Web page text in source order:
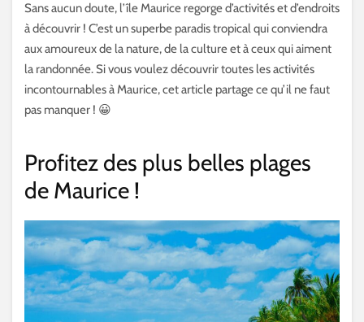
Sans aucun doute, l’île Maurice regorge d’activités et d’endroits
à découvrir ! C’est un superbe paradis tropical qui conviendra
aux amoureux de la nature, de la culture et à ceux qui aiment
la randonnée. Si vous voulez découvrir toutes les activités
incontournables à Maurice, cet article partage ce qu’il ne faut
pas manquer ! 😀
Profitez des plus belles plages
de Maurice !